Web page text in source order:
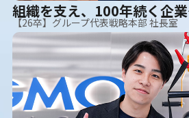
組織を支え、100年続く企
【26卒】グループ代表戦略本部 社長室